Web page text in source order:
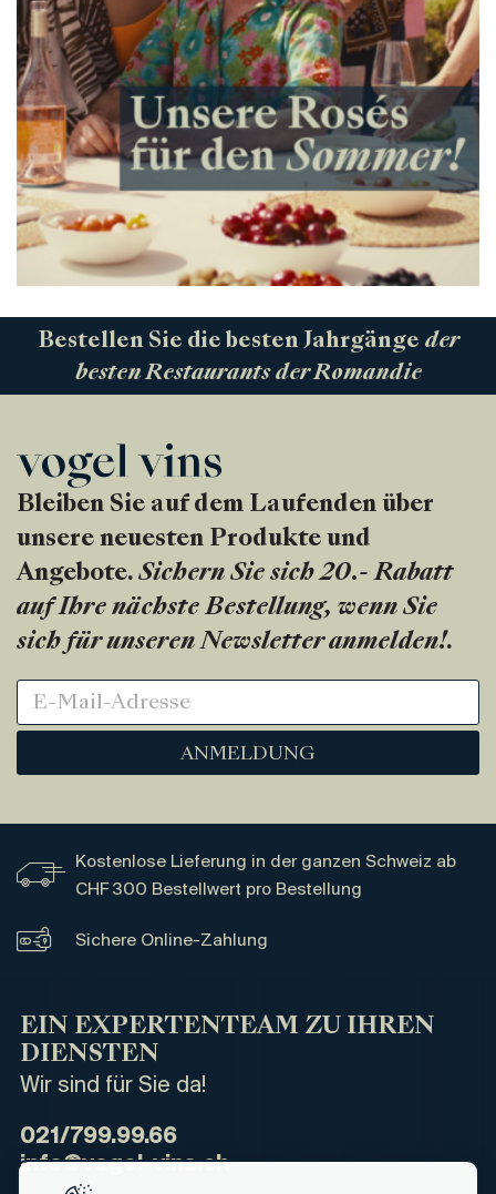
Bestellen Sie die besten Jahrgänge der
besten Restaurants der Romandie
Bleiben Sie auf dem Laufenden über
unsere neuesten Produkte und
Angebote. Sichern Sie sich 20.- Rabatt
auf Ihre nächste Bestellung, wenn Sie
sich für unseren Newsletter anmelden!.
ANMELDUNG
Kostenlose Lieferung in der ganzen Schweiz ab
CHF 300 Bestellwert pro Bestellung
Sichere Online-Zahlung
EIN EXPERTENTEAM ZU IHREN
DIENSTEN
Wir sind für Sie da!
021/799.99.66
info@vogel-vins.ch